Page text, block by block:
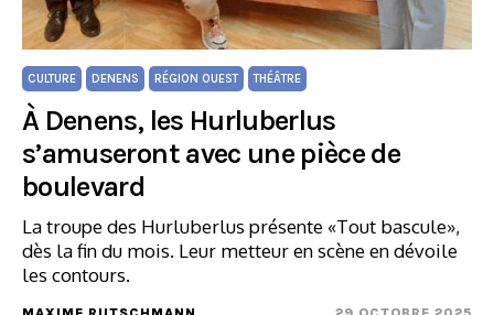
CULTURE DENENS RÉGION OUEST THÉÂTRE
À Denens, les Hurluberlus
s’amuseront avec une pièce de
boulevard
La troupe des Hurluberlus présente «Tout bascule»,
dès la fin du mois. Leur metteur en scène en dévoile
les contours.